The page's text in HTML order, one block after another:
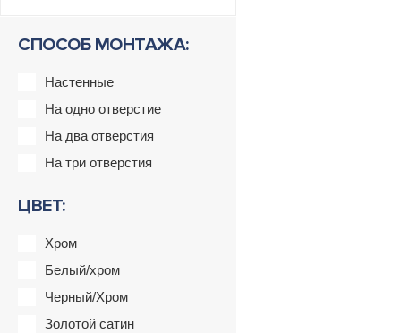
СПОСОБ МОНТАЖА:
Настенные
На одно отверстие
На два отверстия
На три отверстия
ЦВЕТ:
Хром
Белый/хром
Черный/Хром
Золотой сатин